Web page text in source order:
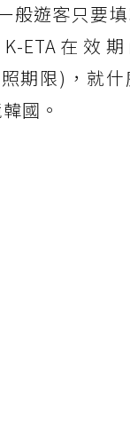
般遊客只要
ETA在效
期限)，就什
國。